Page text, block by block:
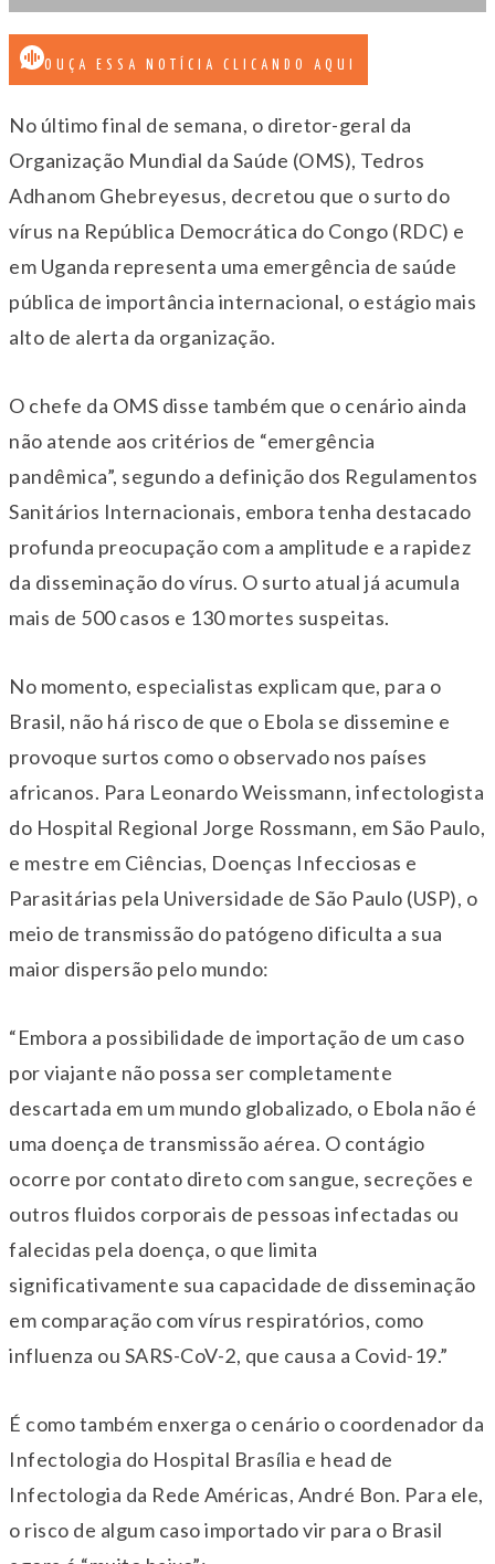
OUÇA ESSA NOTÍCIA CLICANDO AQUI
No último final de semana, o diretor-geral da
Organização Mundial da Saúde (OMS), Tedros
Adhanom Ghebreyesus, decretou que o surto do
vírus na República Democrática do Congo (RDC) e
em Uganda representa uma emergência de saúde
pública de importância internacional, o estágio mais
alto de alerta da organização.
O chefe da OMS disse também que o cenário ainda
não atende aos critérios de “emergência
pandêmica”, segundo a definição dos Regulamentos
Sanitários Internacionais, embora tenha destacado
profunda preocupação com a amplitude e a rapidez
da disseminação do vírus. O surto atual já acumula
mais de 500 casos e 130 mortes suspeitas.
No momento, especialistas explicam que, para o
Brasil, não há risco de que o Ebola se dissemine e
provoque surtos como o observado nos países
africanos. Para Leonardo Weissmann, infectologista
do Hospital Regional Jorge Rossmann, em São Paulo,
e mestre em Ciências, Doenças Infecciosas e
Parasitárias pela Universidade de São Paulo (USP), o
meio de transmissão do patógeno dificulta a sua
maior dispersão pelo mundo:
“Embora a possibilidade de importação de um caso
por viajante não possa ser completamente
descartada em um mundo globalizado, o Ebola não é
uma doença de transmissão aérea. O contágio
ocorre por contato direto com sangue, secreções e
outros fluidos corporais de pessoas infectadas ou
falecidas pela doença, o que limita
significativamente sua capacidade de disseminação
em comparação com vírus respiratórios, como
influenza ou SARS-CoV-2, que causa a Covid-19.”
É como também enxerga o cenário o coordenador da
Infectologia do Hospital Brasília e head de
Infectologia da Rede Américas, André Bon. Para ele,
o risco de algum caso importado vir para o Brasil